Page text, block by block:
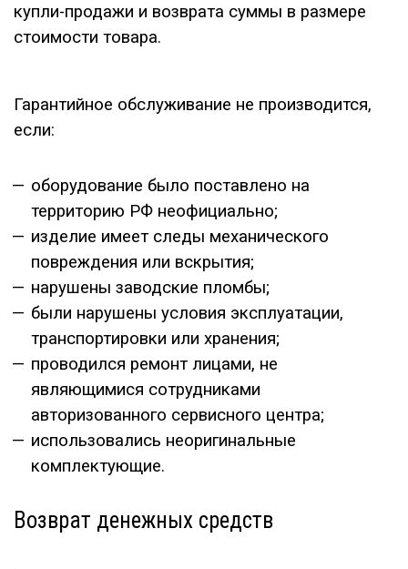
купли-продажи и возврата суммы в размере
стоимости товара.
Гарантийное обслуживание не производится,
если:
оборудование было поставлено на
территорию РФ неофициально;
изделие имеет следы механического
повреждения или вскрытия;
нарушены заводские пломбы;
были нарушены условия эксплуатации,
транспортировки или хранения;
проводился ремонт лицами, не
являющимися сотрудниками
авторизованного сервисного центра;
использовались неоригинальные
комплектующие.
Возврат денежных средств